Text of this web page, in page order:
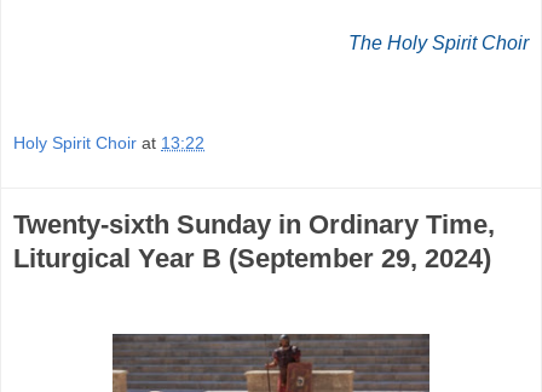
The Holy Spirit Choir
Holy Spirit Choir at 13:22
Twenty-sixth Sunday in Ordinary Time,
Liturgical Year B (September 29, 2024)